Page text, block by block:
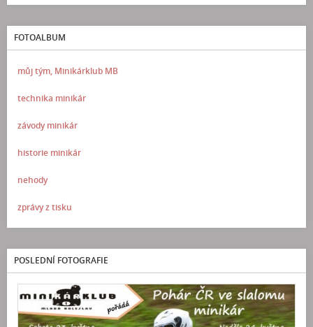
FOTOALBUM
můj tým, Minikárklub MB
technika minikár
závody minikár
historie minikár
nehody
zprávy z tisku
POSLEDNÍ FOTOGRAFIE